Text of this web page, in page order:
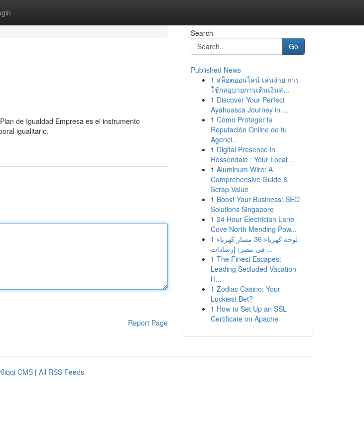
de Igualdad Empresa es el instrumento
igualitario.
Report Page
Search
Go
Published News
1 สล็อตออนไลน์ เล่นง่าย การ
ใช้กลอุบายการเดินเงินส...
1 Discover Your Perfect
Ayahuasca Journey in ...
1 Cómo Proteger la
Reputación Online de tu
Agenci...
1 Digital Presence in
Rossendale : Your Local ...
1 Aluminum Wire: A
Comprehensive Guide &
Scrap Value
1 Boost Your Business: SEO
Solutions Singapore
1 24 Hour Electrician Lane
Cove North Mending Pow...
1 لوحة كهرباء 36 مسار كهرباء
في مصر: إرشادات ...
1 The Finest Escapes:
Leading Secluded Vacation
H...
1 Zodiac Casino: Your
Luckiest Bet?
1 How to Set Up an SSL
Certificate on Apache
CMS | All RSS Feeds